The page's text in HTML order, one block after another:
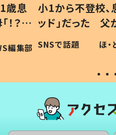
歳息
？」
編集部
小1から不登校、
ッド」だった 父
作り続ける理
#令和の子
SNSで話題 ほ